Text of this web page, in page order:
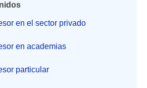
en el sector privado
en academias
particular